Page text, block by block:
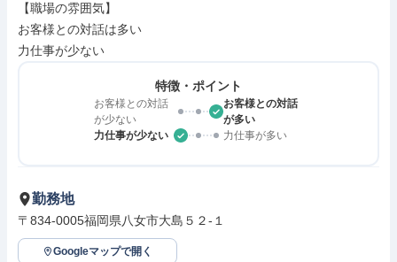
【職場の雰囲気】
お客様との対話は多い
力仕事が少ない
特徴・ポイント
お客様との対話
が少ない
お客様との対話
が多い
力仕事が少ない
力仕事が多い
勤務地
〒834-0005福岡県八女市大島５２‐１
Googleマップで開く